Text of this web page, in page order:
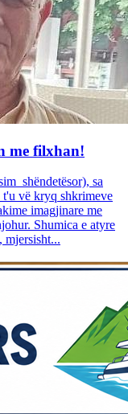
me filxhan!
shëndetësor), sa
t'u vë kryq shkrimeve
imagjinare me
Shumica e atyre